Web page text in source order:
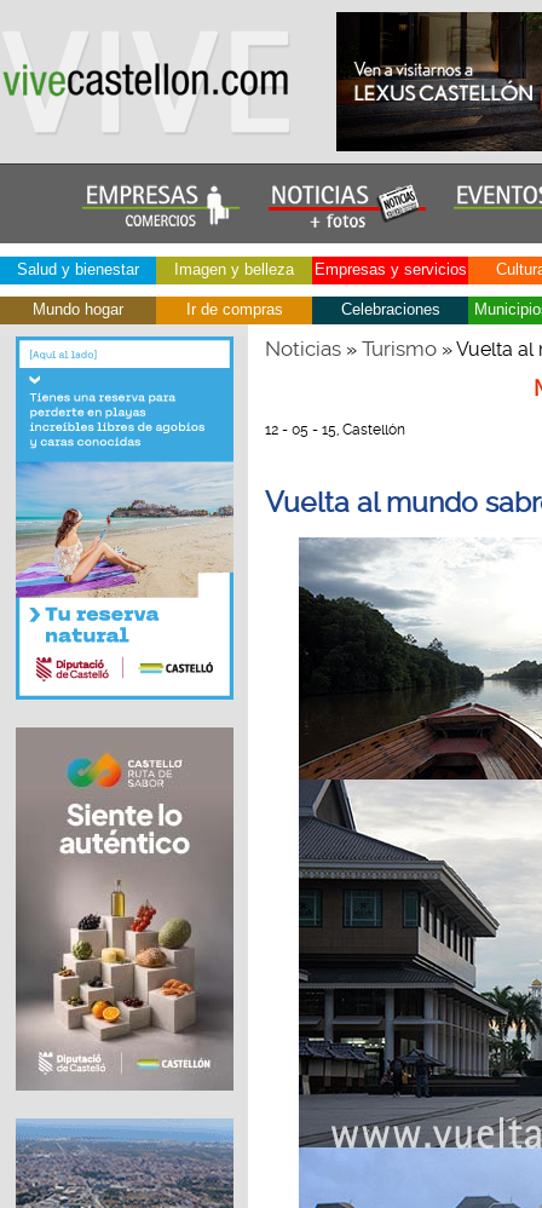
Salud y bienestar Imagen y belleza Empresas y servicios
Mundo hogar Ir de compras Celebraciones
Noticias» Turismo» Vuelta al
12 - 05 - 15, Castellón
Vuelta al mundo